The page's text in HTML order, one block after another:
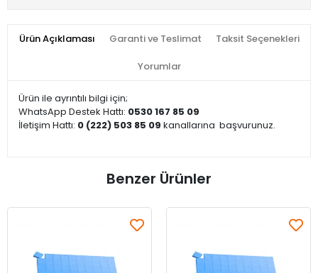
Ürün Açıklaması Garanti ve Teslimat Taksit Seçenekleri
Yorumlar
Ürün ile ayrıntılı bilgi için;
WhatsApp Destek Hattı: 0530 167 85 09
İletişim Hattı: 0 (222) 503 85 09 kanallarına başvurunuz.
Benzer Ürünler